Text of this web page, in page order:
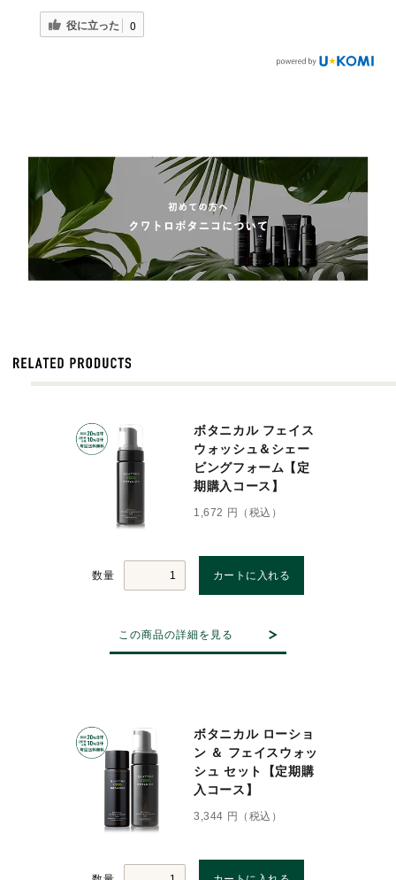
役に立った 0
ボタニカル フェイス
ウォッシュ＆シェー
ビングフォーム【定
期購入コース】
1,672 円（税込）
数量
この商品の詳細を見る
ボタニカル ローショ
ン ＆ フェイスウォッ
シュ セット【定期購
入コース】
3,344 円（税込）